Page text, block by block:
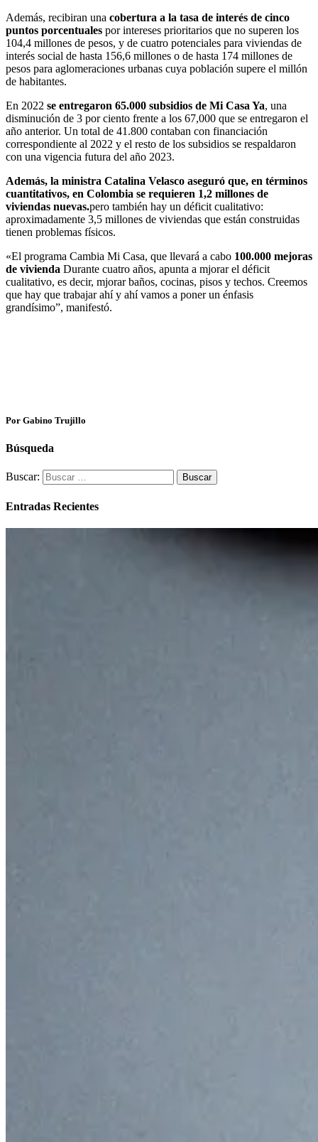
Además, recibiran una cobertura a la tasa de interés de cinco
puntos porcentuales por intereses prioritarios que no superen los
104,4 millones de pesos, y de cuatro potenciales para viviendas de
interés social de hasta 156,6 millones o de hasta 174 millones de
pesos para aglomeraciones urbanas cuya población supere el millón
de habitantes.
En 2022 se entregaron 65.000 subsidios de Mi Casa Ya, una
disminución de 3 por ciento frente a los 67,000 que se entregaron el
año anterior. Un total de 41.800 contaban con financiación
correspondiente al 2022 y el resto de los subsidios se respaldaron
con una vigencia futura del año 2023.
Además, la ministra Catalina Velasco aseguró que, en términos
cuantitativos, en Colombia se requieren 1,2 millones de
viviendas nuevas.pero también hay un déficit cualitativo:
aproximadamente 3,5 millones de viviendas que están construidas
tienen problemas físicos.
«El programa Cambia Mi Casa, que llevará a cabo 100.000 mejoras
de vivienda Durante cuatro años, apunta a mjorar el déficit
cualitativo, es decir, mjorar baños, cocinas, pisos y techos. Creemos
que hay que trabajar ahí y ahí vamos a poner un énfasis
grandísimo”, manifestó.
Por Gabino Trujillo
Búsqueda
Buscar:
Entradas Recientes